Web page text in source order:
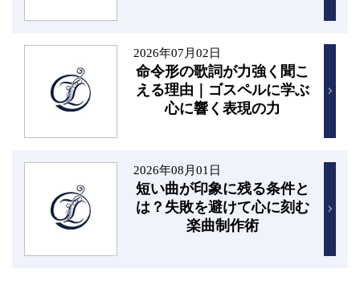
2026年07月02日
命令形の歌詞が力強く聞こ
える理由｜ゴスペルに学ぶ
心に響く表現の力
2026年08月01日
短い曲が印象に残る条件と
は？失敗を避けて心に刻む
楽曲制作術